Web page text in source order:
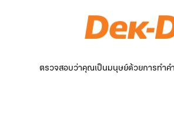
ตรวจสอบว่าคุณเป็นมนุษย์ด้วยการทำคำ